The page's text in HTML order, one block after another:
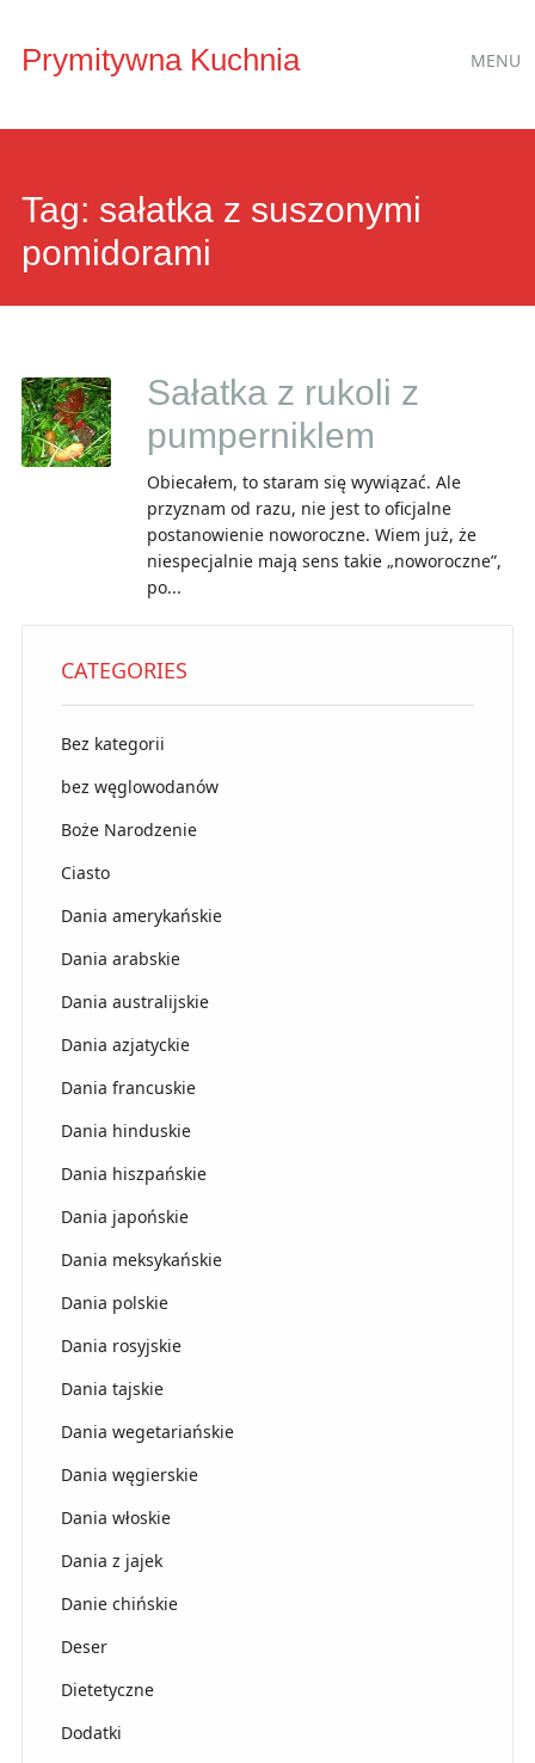
Prymitywna Kuchnia MENU
Tag: sałatka z suszonymi
pomidorami
Sałatka z rukoli z
pumperniklem
Obiecałem, to staram się wywiązać. Ale
przyznam od razu, nie jest to oficjalne
postanowienie noworoczne. Wiem już, że
niespecjalnie mają sens takie „noworoczne”,
po...
CATEGORIES
Bez kategorii
bez węglowodanów
Boże Narodzenie
Ciasto
Dania amerykańskie
Dania arabskie
Dania australijskie
Dania azjatyckie
Dania francuskie
Dania hinduskie
Dania hiszpańskie
Dania japońskie
Dania meksykańskie
Dania polskie
Dania rosyjskie
Dania tajskie
Dania wegetariańskie
Dania węgierskie
Dania włoskie
Dania z jajek
Danie chińskie
Deser
Dietetyczne
Dodatki